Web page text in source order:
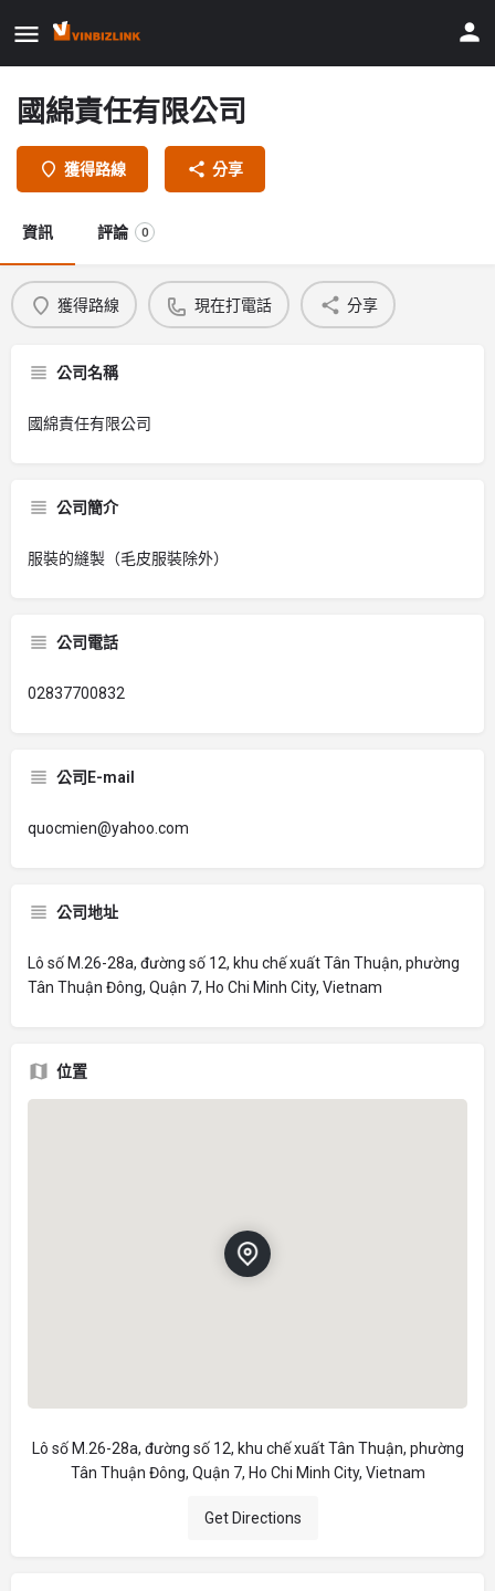
國綿責任有限公司
獲得路線 分享
資訊 評論 0
獲得路線 現在打電話 分享
公司名稱
國綿責任有限公司
公司簡介
服裝的縫製（毛皮服裝除外）
公司電話
02837700832
公司E-mail
quocmien@yahoo.com
公司地址
Lô số M.26-28a, đường số 12, khu chế xuất Tân Thuận, phường
Tân Thuận Đông, Quận 7, Ho Chi Minh City, Vietnam
位置
Lô số M.26-28a, đường số 12, khu chế xuất Tân Thuận, phường
Tân Thuận Đông, Quận 7, Ho Chi Minh City, Vietnam
Get Directions